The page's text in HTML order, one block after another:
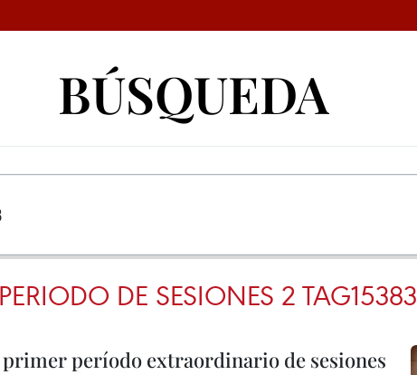
BÚSQUEDA
DE SESIONES 2 TAG15383
período extraordinario de sesiones